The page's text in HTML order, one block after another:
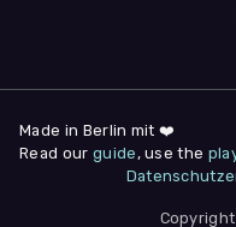
deine Zustimmung
am Seitenende
Nur
Made in Berlin mit ❤️
Read our guide , use the